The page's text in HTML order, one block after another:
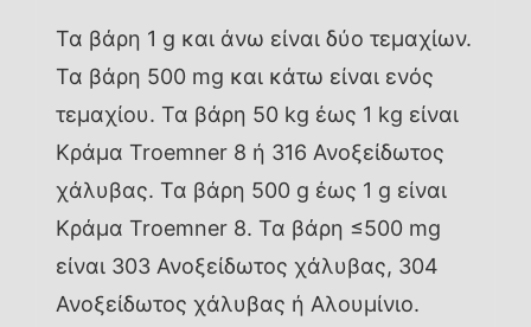
Τα βάρη 1 g και άνω είναι δύο τεμαχίων.
Τα βάρη 500 mg και κάτω είναι ενός
τεμαχίου. Τα βάρη 50 kg έως 1 kg είναι
Κράμα Troemner 8 ή 316 Ανοξείδωτος
χάλυβας. Τα βάρη 500 g έως 1 g είναι
Κράμα Troemner 8. Τα βάρη ≤500 mg
είναι 303 Ανοξείδωτος χάλυβας, 304
Ανοξείδωτος χάλυβας ή Αλουμίνιο.